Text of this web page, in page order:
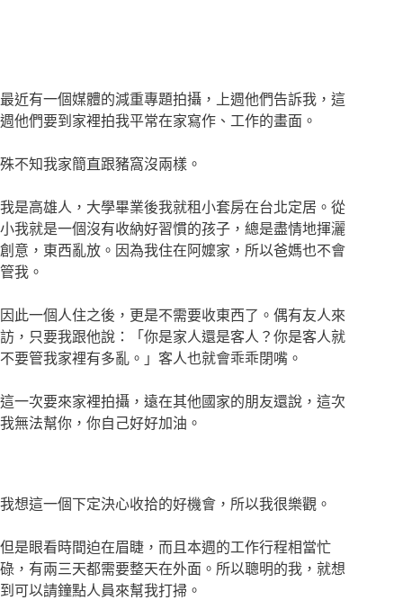
最近有一個媒體的減重專題拍攝，上週他們告訴我，這
週他們要到家裡拍我平常在家寫作、工作的畫面。
殊不知我家簡直跟豬窩沒兩樣。
我是高雄人，大學畢業後我就租小套房在台北定居。從
小我就是一個沒有收納好習慣的孩子，總是盡情地揮灑
創意，東西亂放。因為我住在阿嬤家，所以爸媽也不會
管我。
因此一個人住之後，更是不需要收東西了。偶有友人來
訪，只要我跟他說：「你是家人還是客人？你是客人就
不要管我家裡有多亂。」客人也就會乖乖閉嘴。
這一次要來家裡拍攝，遠在其他國家的朋友還說，這次
我無法幫你，你自己好好加油。
我想這一個下定決心收拾的好機會，所以我很樂觀。
但是眼看時間迫在眉睫，而且本週的工作行程相當忙
碌，有兩三天都需要整天在外面。所以聰明的我，就想
到可以請鐘點人員來幫我打掃。